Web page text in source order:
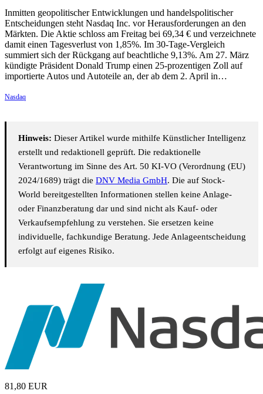
Inmitten geopolitischer Entwicklungen und handelspolitischer
Entscheidungen steht Nasdaq Inc. vor Herausforderungen an den
Märkten. Die Aktie schloss am Freitag bei 69,34 € und verzeichnete
damit einen Tagesverlust von 1,85%. Im 30-Tage-Vergleich
summiert sich der Rückgang auf beachtliche 9,13%. Am 27. März
kündigte Präsident Donald Trump einen 25-prozentigen Zoll auf
importierte Autos und Autoteile an, der ab dem 2. April in…
Nasdaq
Hinweis: Dieser Artikel wurde mithilfe Künstlicher Intelligenz
erstellt und redaktionell geprüft. Die redaktionelle
Verantwortung im Sinne des Art. 50 KI-VO (Verordnung (EU)
2024/1689) trägt die DNV Media GmbH. Die auf Stock-
World bereitgestellten Informationen stellen keine Anlage-
oder Finanzberatung dar und sind nicht als Kauf- oder
Verkaufsempfehlung zu verstehen. Sie ersetzen keine
individuelle, fachkundige Beratung. Jede Anlageentscheidung
erfolgt auf eigenes Risiko.
81,80 EUR